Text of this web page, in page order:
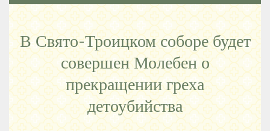
В Свято-Троицком соборе будет
совершен Молебен о
прекращении греха
детоубийства